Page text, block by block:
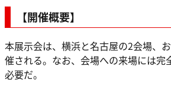
【開催概要】
本展示会は、横浜と名古屋の2会場、
催される。なお、会場への来場には完
必要だ。